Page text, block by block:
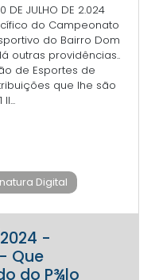
DE JULHO DE 2.024
do Campeonato
do Bairro Dom
outras providências..
de Esportes de
que lhe são
Digital
-
Que
do P¾lo